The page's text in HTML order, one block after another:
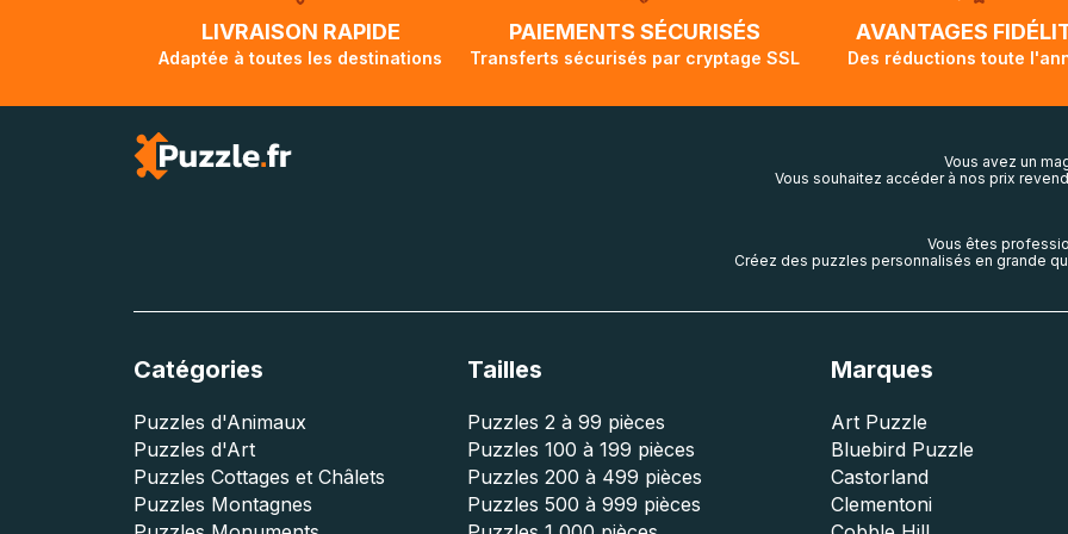
lorsque votre colis aura touché terre.
LIVRAISON RAPIDE
Adaptée à toutes les destinations
PAIEMENTS SÉCURISÉS
Transferts sécurisés par cryptage SSL
AVANTAGES
Des réductions toute
Vous avez un
Vous souhaitez accéder à nos prix
Vous êtes
Créez des puzzles personnalisés en grande
Catégories
Puzzles d'Animaux
Puzzles d'Art
Puzzles Cottages et Châlets
Puzzles Montagnes
Tailles
Puzzles 2 à 99 pièces
Puzzles 100 à 199 pièces
Puzzles 200 à 499 pièces
Puzzles 500 à 999 pièces
Marques
Art Puzzle
Bluebird Puzzle
Castorland
Clementoni